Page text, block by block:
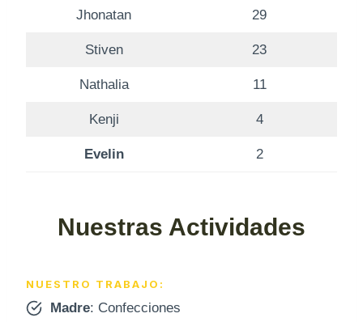
Jhonatan 29
Stiven 23
Nathalia 11
Kenji 4
Evelin 2
Nuestras Actividades
NUESTRO TRABAJO:
Madre: Confecciones